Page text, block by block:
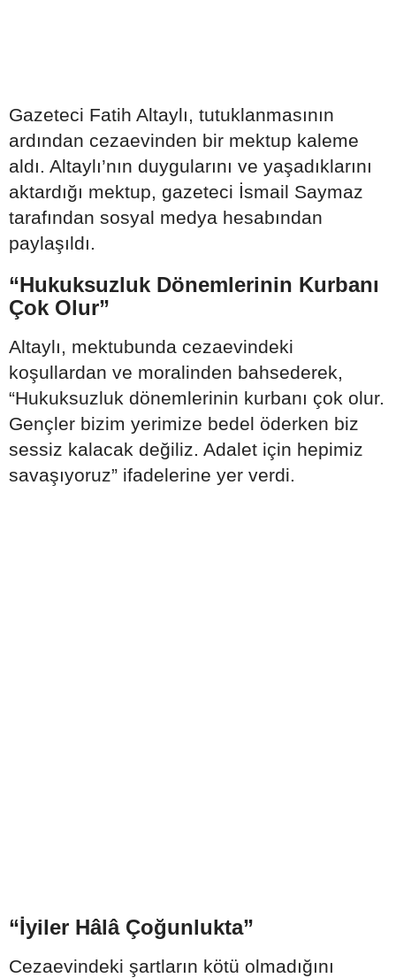
Gazeteci Fatih Altaylı, tutuklanmasının
ardından cezaevinden bir mektup kaleme
aldı. Altaylı’nın duygularını ve yaşadıklarını
aktardığı mektup, gazeteci İsmail Saymaz
tarafından sosyal medya hesabından
paylaşıldı.
“Hukuksuzluk Dönemlerinin Kurbanı
Çok Olur”
Altaylı, mektubunda cezaevindeki
koşullardan ve moralinden bahsederek,
“Hukuksuzluk dönemlerinin kurbanı çok olur.
Gençler bizim yerimize bedel öderken biz
sessiz kalacak değiliz. Adalet için hepimiz
savaşıyoruz” ifadelerine yer verdi.
“İyiler Hâlâ Çoğunlukta”
Cezaevindeki şartların kötü olmadığını